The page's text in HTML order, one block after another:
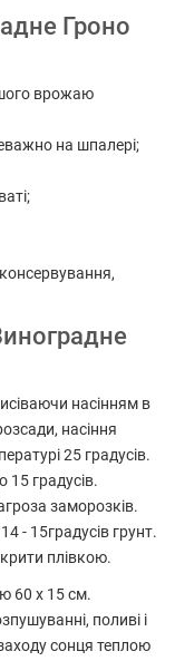
Гроно
врожаю
на шпалері;
насінням в
насіння
25 градусів.
15 градусів.
заморозків.
- 15градусів грунт.
плівкою.
60 х 15 см.
поливі і
сонця теплою